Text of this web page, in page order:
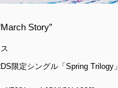
Story”
限定シングル「Spring Trilogy」